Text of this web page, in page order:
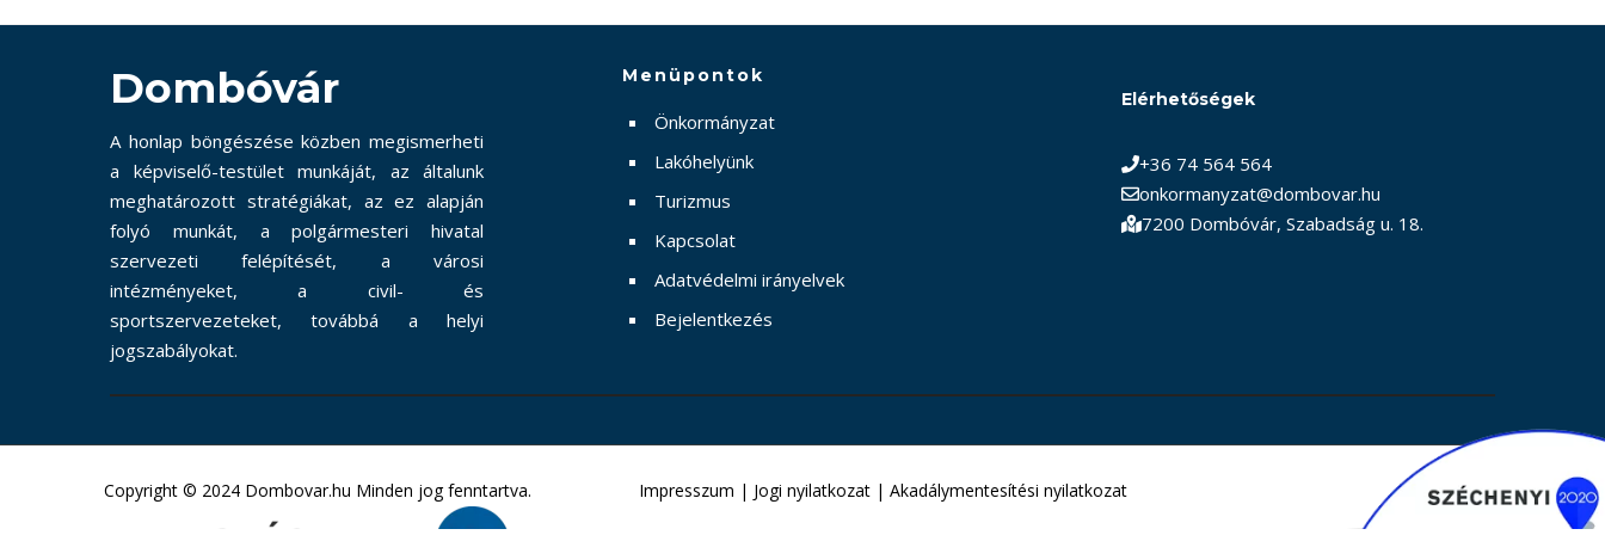
Dombóvár
A honlap böngészése közben megismerheti
a képviselő-testület munkáját, az általunk
meghatározott stratégiákat, az ez alapján
folyó munkát, a polgármesteri hivatal
szervezeti felépítését, a városi
intézményeket, a civil- és
sportszervezeteket, továbbá a helyi
jogszabályokat.
Menüpontok
Önkormányzat
Lakóhelyünk
Turizmus
Kapcsolat
Adatvédelmi irányelvek
Bejelentkezés
Elérhetőségek
+36 74 564 564
onkormanyzat@dombovar.hu
7200 Dombóvár, Szabadság u. 18.
Copyright © 2024 Dombovar.hu Minden jog fenntartva. Impresszum | Jogi nyilatkozat | Akadálymentesítési nyilatkozat